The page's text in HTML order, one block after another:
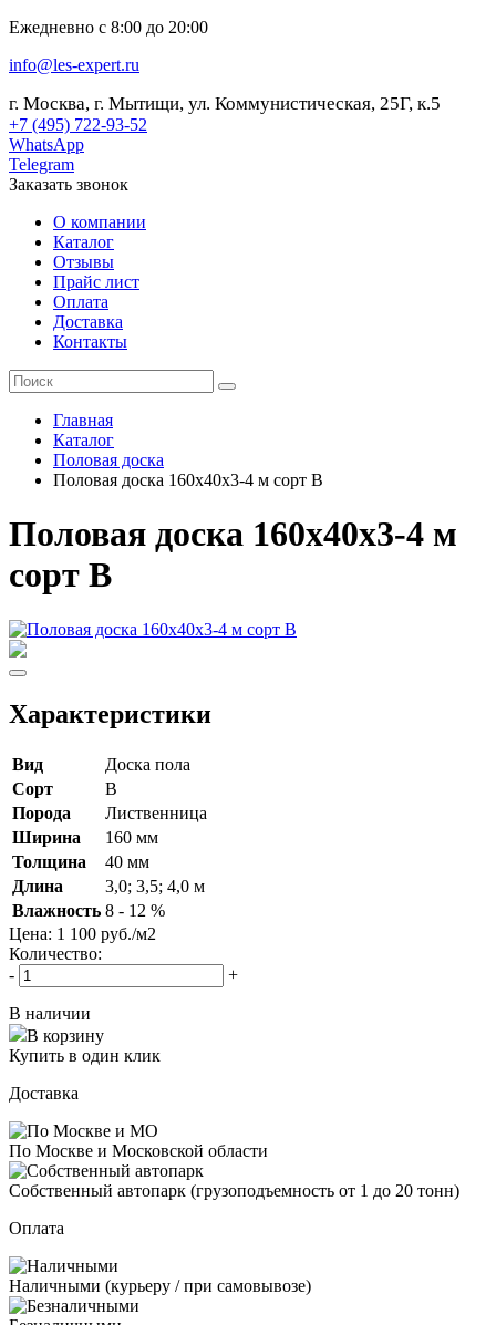
Ежедневно с 8:00 до 20:00
info@les-expert.ru
г. Москва, г. Мытищи, ул. Коммунистическая, 25Г, к.5
+7 (495) 722-93-52
WhatsApp
Telegram
Заказать звонок
О компании
Каталог
Отзывы
Прайс лист
Оплата
Доставка
Контакты
Главная
Каталог
Половая доска
Половая доска 160х40х3-4 м сорт B
Половая доска 160х40х3-4 м
сорт B
Характеристики
Вид
Доска пола
Сорт
В
Порода
Лиственница
Ширина
160 мм
Толщина
40 мм
Длина
3,0; 3,5; 4,0 м
Влажность 8 - 12 %
Цена: 1 100 руб./м2
Количество:
-
+
В наличии
В корзину
Купить в один клик
Доставка
По Москве и Московской области
Собственный автопарк (грузоподъемность от 1 до 20 тонн)
Оплата
Наличными (курьеру / при самовывозе)